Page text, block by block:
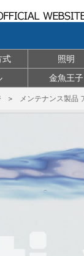
式 照明
金魚王子
＞ メンテナンス製品